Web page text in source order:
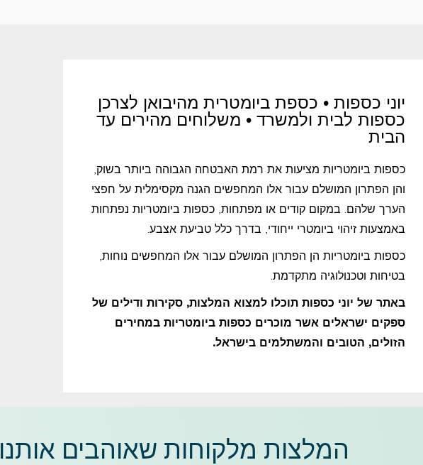
יוני כספות • כספת ביומטרית מהיבואן לצרכן
כספות לבית ולמשרד • משלוחים מהירים עד
הבית
כספות ביומטריות מציעות את רמת האבטחה הגבוהה ביותר בשוק,
והן הפתרון המושלם עבור אלו המחפשים הגנה מקסימלית על חפצי
הערך שלהם. במקום קודים או מפתחות, כספות ביומטריות נפתחות
באמצעות זיהוי ביומטרי ייחודי, בדרך כלל טביעת אצבע.
כספות ביומטריות הן הפתרון המושלם עבור אלו המחפשים נוחות,
בטיחות וטכנולוגיה מתקדמת.
באתר של יוני כספות תוכלו למצוא המלצות, סקירות ודילים של
ספקים ישראלים אשר מוכרים כספות ביומטריות במחירים
הזולים, הטובים והמשתלמים בישראל.
המלצות מלקוחות שאוהבים אותנו